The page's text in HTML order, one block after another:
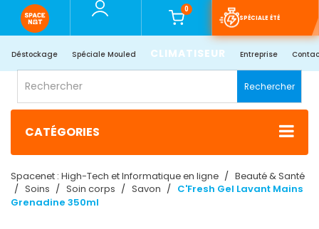
0
SPÉCIALE ÉTÉ
Déstockage Spéciale Mouled CLIMATISEUR Entreprise
Rechercher
CATÉGORIES
Spacenet : High-Tech et Informatique en ligne
Beauté & Santé
Soins
Soin corps Savon
C'Fresh Gel Lavant Mains
Grenadine 350ml